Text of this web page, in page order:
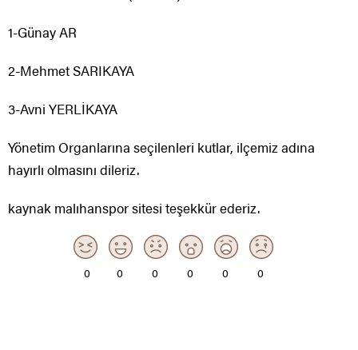
1-Günay AR
2-Mehmet SARIKAYA
3-Avni YERLİKAYA
Yönetim Organlarına seçilenleri kutlar, ilçemiz adına
hayırlı olmasını dileriz.
kaynak malıhanspor sitesi teşekkür ederiz.
0 0 0 0 0 0